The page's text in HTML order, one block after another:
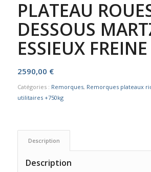
PLATEAU
DESSOUS
ESSIEUX FREINE
2590,00 €
Catégories : Remorques, Remorques plateaux
utilitaires +750kg
Description
Description